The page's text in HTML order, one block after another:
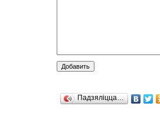
Падзяліцца…